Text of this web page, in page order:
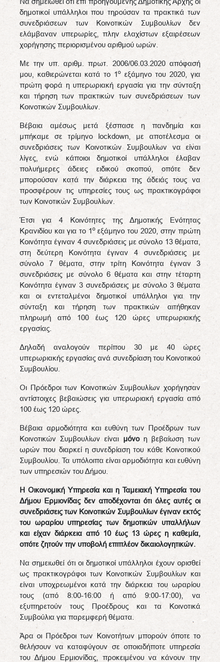
δημοτικοί υπάλληλοι που τηρούσαν τα πρακτικά των
συνεδριάσεων των Κοινοτικών Συμβουλίων δεν
ελάμβαναν υπερωρίες, πλην ελαχίστων εξαιρέσεων
χορήγησης περιορισμένου αριθμού ωρών.
Με την υπ. αριθμ. πρωτ. 2006/06.03.2020 απόφασή
μου, καθιερώνεται κατά το 1ο εξάμηνο του 2020, για
πρώτη φορά η υπερωριακή εργασία για την σύνταξη
και τήρηση των πρακτικών των συνεδριάσεων των
Κοινοτικών Συμβουλίων.
Βέβαια αμέσως μετά ξέσπασε η πανδημία και
μπήκαμε σε τρίμηνο lockdown, με αποτέλεσμα οι
συνεδριάσεις των Κοινοτικών Συμβουλίων να είναι
λίγες, ενώ κάποιοι δημοτικοί υπάλληλοι έλαβαν
πολυήμερες άδειες ειδικού σκοπού, οπότε δεν
μπορούσαν κατά την διάρκεια της άδειάς τους να
προσφέρουν τις υπηρεσίες τους ως πρακτικογράφοι
των Κοινοτικών Συμβουλίων.
Έτσι για 4 Κοινότητες της Δημοτικής Ενότητας
Κρανιδίου και για το 1οεξάμηνο του 2020, στην πρώτη
Κοινότητα έγιναν 4 συνεδριάσεις με σύνολο 13 θέματα,
στη δεύτερη Κοινότητα έγιναν 4 συνεδριάσεις με
σύνολο 7 θέματα, στην τρίτη Κοινότητα έγιναν 3
συνεδριάσεις με σύνολο 6 θέματα και στην τέταρτη
Κοινότητα έγιναν 3 συνεδριάσεις με σύνολο 3 θέματα
και οι εντεταλμένοι δημοτικοί υπάλληλοι για την
σύνταξη και τήρηση των πρακτικών αιτήθηκαν
πληρωμή από 100 έως 120 ώρες υπερωριακής
εργασίας.
Δηλαδή αναλογούν περίπου 30 με 40 ώρες
υπερωριακής εργασίας ανά συνεδρίαση του Κοινοτικού
Συμβουλίου.
Οι Πρόεδροι των Κοινοτικών Συμβουλίων χορήγησαν
αντίστοιχες βεβαιώσεις για υπερωριακή εργασία από
100 έως 120 ώρες.
Βέβαια αρμοδιότητα και ευθύνη των Προέδρων των
Κοινοτικών Συμβουλίων είναι μόνοη βεβαίωση των
ωρών που διαρκεί η συνεδρίαση του κάθε Κοινοτικού
Συμβουλίου. Τα υπόλοιπα είναι αρμοδιότητα και ευθύνη
των υπηρεσιών του Δήμου.
Η Οικονομική Υπηρεσία και η Ταμειακή Υπηρεσία του
Δήμου Ερμιονίδας δεν αποδέχονται ότι όλες αυτές οι
συνεδριάσεις των Κοινοτικών Συμβουλίων έγιναν εκτός
του ωραρίου υπηρεσίας των δημοτικών υπαλλήλων
και είχαν διάρκεια από 10 έως 13 ώρες η καθεμία,
οπότε ζητούν την υποβολή επιπλέον δικαιολογητικών.
Να σημειωθεί ότι οι δημοτικοί υπάλληλοι έχουν ορισθεί
ως πρακτικογράφοι των Κοινοτικών Συμβουλίων και
είναι υποχρεωμένοι κατά την διάρκεια του ωραρίου
τους (από 8:00-16:00 ή από 9:00-17:00), να
εξυπηρετούν τους Προέδρους και τα Κοινοτικά
Συμβούλια για παρεμφερή θέματα.
Άρα οι Πρόεδροι των Κοινοτήτων μπορούν όποτε το
θελήσουν να καταφύγουν σε οποιαδήποτε υπηρεσία
του Δήμου Ερμιονίδας, προκειμένου να κάνουν την